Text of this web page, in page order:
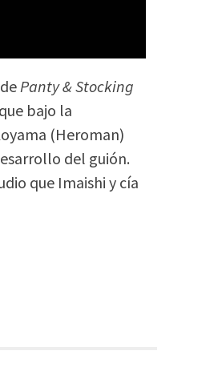
Panty & Stocking
bajo la
(Heroman)
del guión.
que Imaishi y cía